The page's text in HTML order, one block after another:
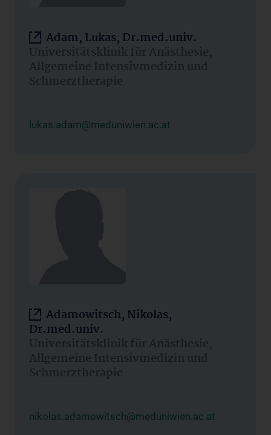
Adam, Lukas, Dr.med.univ.
Universitätsklinik für Anästhesie,
Allgemeine Intensivmedizin und
Schmerztherapie
lukas.adam@meduniwien.ac.at
Adamowitsch, Nikolas,
Dr.med.univ.
Universitätsklinik für Anästhesie,
Allgemeine Intensivmedizin und
Schmerztherapie
nikolas.adamowitsch@meduniwien.ac.at